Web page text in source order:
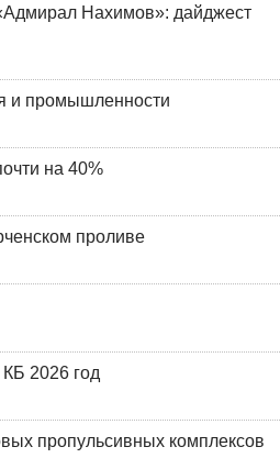
Нахимов»: дайджест
и промышленности
на 40%
проливе
2026 год
пропульсивных комплексов